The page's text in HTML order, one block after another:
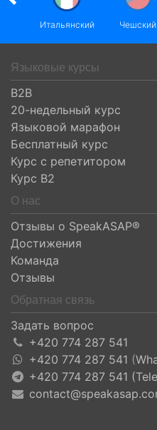
Итальянский Чешский
Языковые курсы
B2B
20-недельный курс
Языковой марафон
Бесплатный курс
Курс с репетитором
Курс B2
О нас
Отзывы о SpeakASAP®
Достижения
Команда
Отзывы
Обратная связь
Задать вопрос
+420 774 287 541
+420 774 287 541 (
+420 774 287 541